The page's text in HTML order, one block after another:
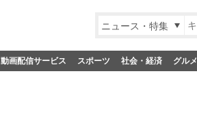
ニュース・特集
動画配信サービス スポーツ 社会・経済 グルメ